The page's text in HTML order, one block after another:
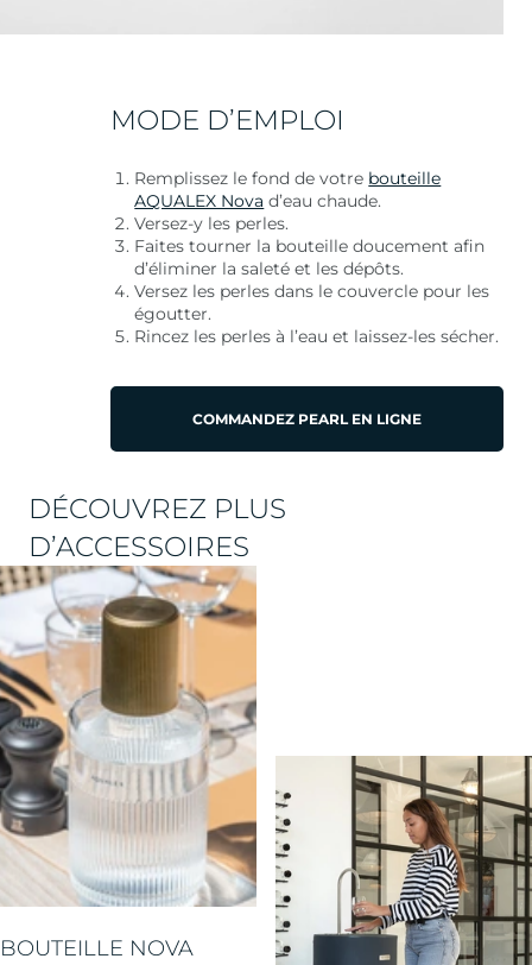
MODE D’EMPLOI
Remplissez le fond de votre bouteille
AQUALEX Nova d’eau chaude.
Versez-y les perles.
Faites tourner la bouteille doucement afin
d’éliminer la saleté et les dépôts.
Versez les perles dans le couvercle pour les
égoutter.
Rincez les perles à l’eau et laissez-les sécher.
COMMANDEZ PEARL EN LIGNE
DÉCOUVREZ PLUS
D’ACCESSOIRES
BOUTEILLE NOVA